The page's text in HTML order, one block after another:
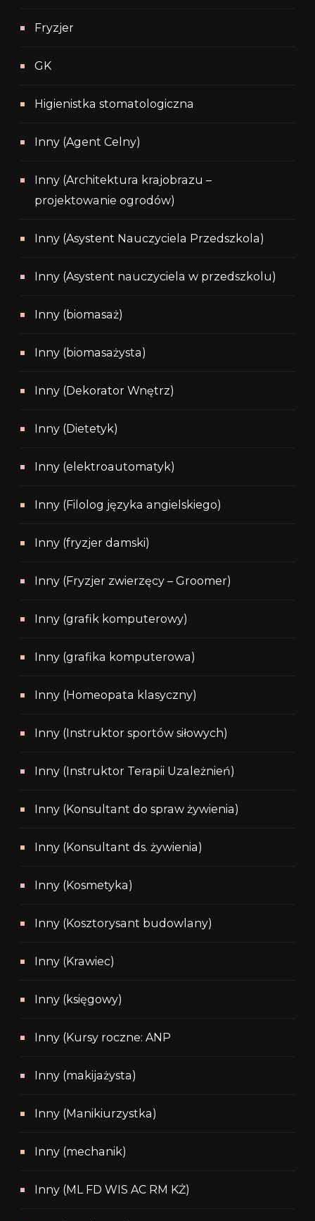
Fryzjer
GK
Higienistka stomatologiczna
Inny (Agent Celny)
Inny (Architektura krajobrazu –
projektowanie ogrodów)
Inny (Asystent Nauczyciela Przedszkola)
Inny (Asystent nauczyciela w przedszkolu)
Inny (biomasaż)
Inny (biomasażysta)
Inny (Dekorator Wnętrz)
Inny (Dietetyk)
Inny (elektroautomatyk)
Inny (Filolog języka angielskiego)
Inny (fryzjer damski)
Inny (Fryzjer zwierzęcy – Groomer)
Inny (grafik komputerowy)
Inny (grafika komputerowa)
Inny (Homeopata klasyczny)
Inny (Instruktor sportów siłowych)
Inny (Instruktor Terapii Uzależnień)
Inny (Konsultant do spraw żywienia)
Inny (Konsultant ds. żywienia)
Inny (Kosmetyka)
Inny (Kosztorysant budowlany)
Inny (Krawiec)
Inny (księgowy)
Inny (Kursy roczne: ANP
Inny (makijażysta)
Inny (Manikiurzystka)
Inny (mechanik)
Inny (ML FD WIS AC RM KŻ)